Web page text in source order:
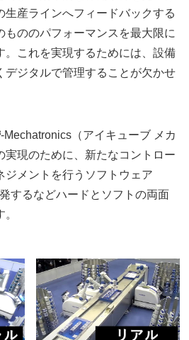
生産ラインへフィードバックする
もののパフォーマンスを最大限に
。これを実現するためには、設備
デジタルで管理することが欠かせ
Mechatronics（アイキューブ メカ
実現のために、新たなコントロー
ジメントを行うソフトウェア
するなどハードとソフトの両面